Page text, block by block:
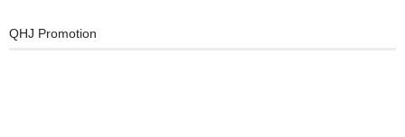
QHJ Promotion